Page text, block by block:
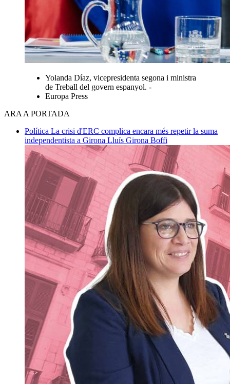
Yolanda Díaz, vicepresidenta segona i ministra
de Treball del govern espanyol. -
Europa Press
ARA A PORTADA
Política La crisi d'ERC complica encara més repetir la suma
independentista a Girona Lluís Girona Boffi